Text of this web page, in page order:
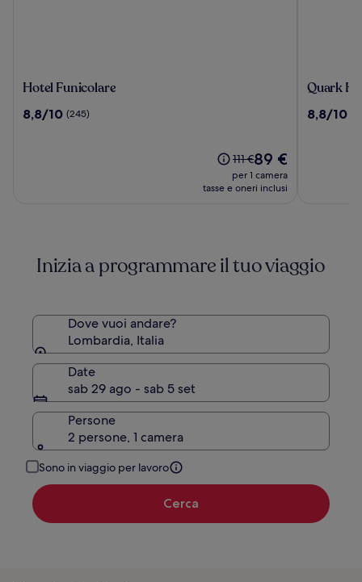
Hotel
Hotel Funicolare
8.8
8,8/10 (245)
Il
prezzo
era
sulla
tariffa
111 €Il
prezzo
attuale
89 €
per 1 camera
tasse e oneri inclusi
Quark
Milano
Quark
8.8
8,8/10
Inizia a programmare il tuo viaggio
Dove vuoi andare?
Lombardia, Italia
Date
sab 29 ago - sab 5 set
Persone
2 persone, 1 camera
Sono in viaggio per lavoro
Cerca